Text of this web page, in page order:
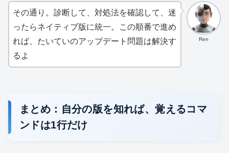
Ren
その通り。診断して、対処法を確認して、迷
ったらネイティブ版に統一。この順番で進め
れば、たいていのアップデート問題は解決す
るよ
まとめ：自分の版を知れば、覚えるコマ
ンドは1行だけ